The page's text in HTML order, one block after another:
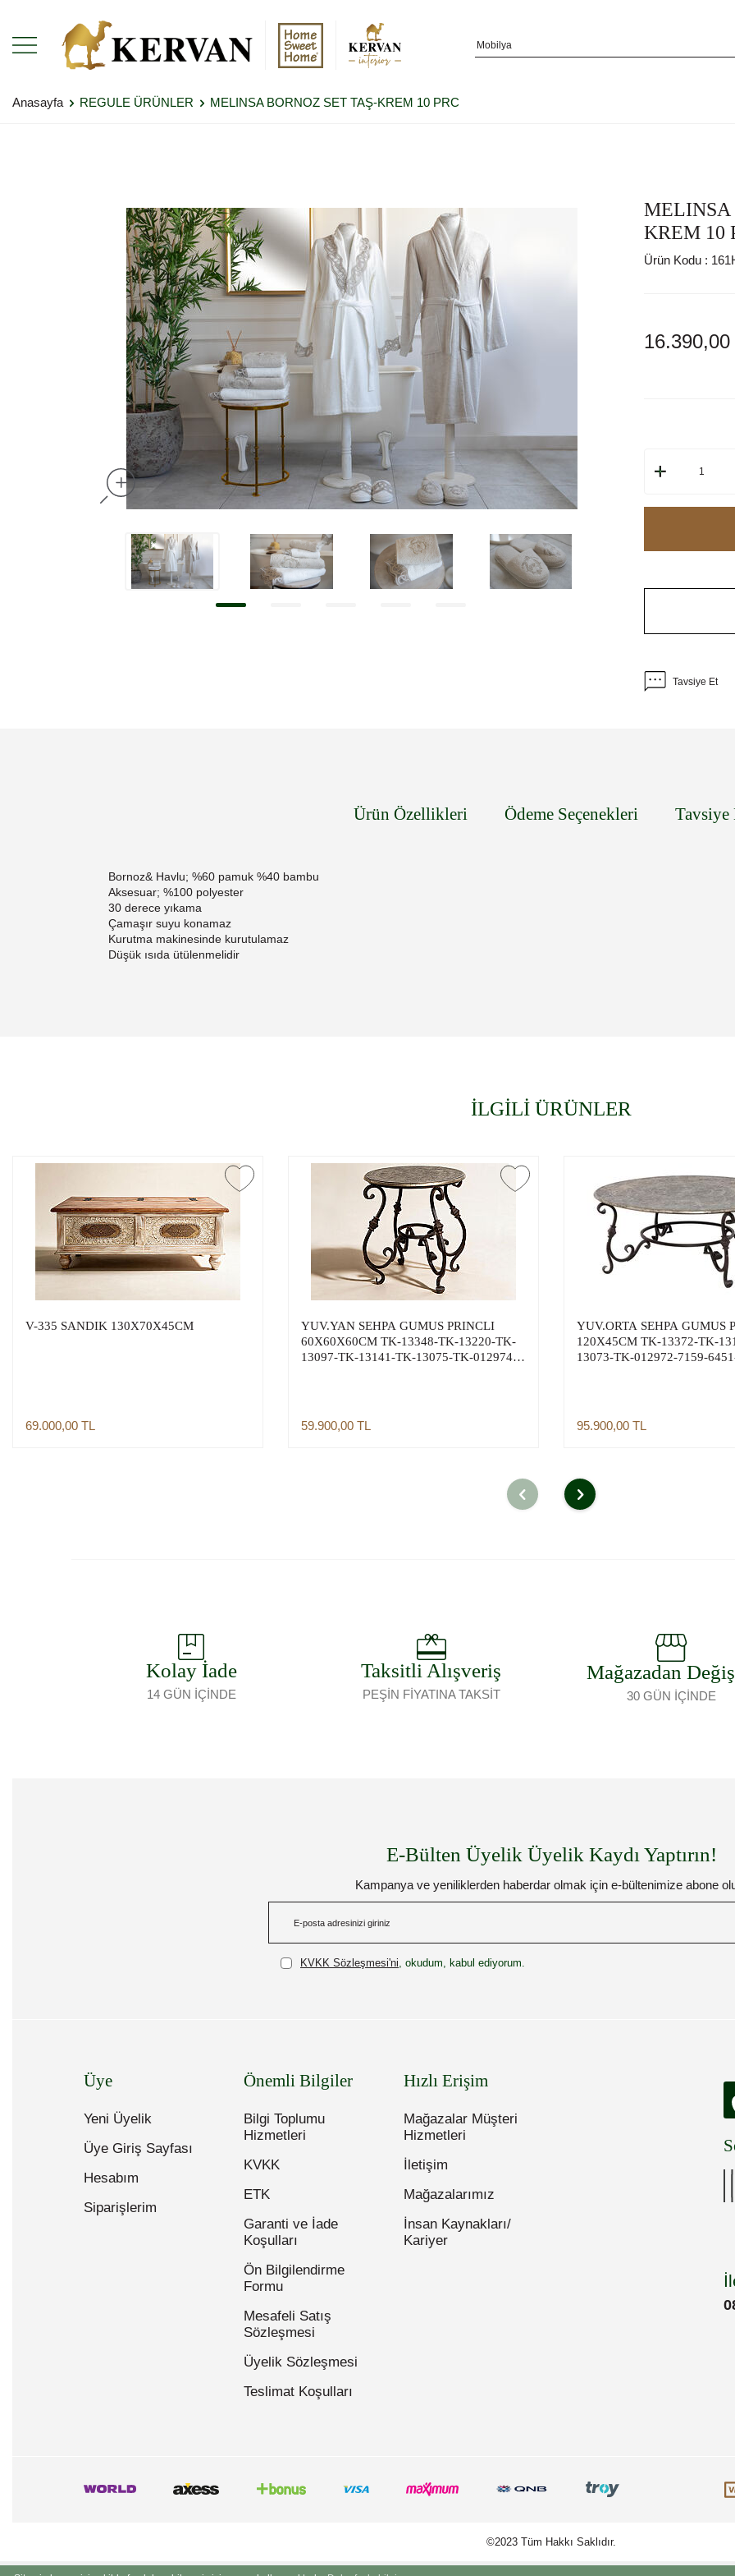
Anasayfa REGULE ÜRÜNLER MELINSA BORNOZ SET TAŞ-KREM 10 PRC
MELINSA
KREM 10
Ürün Kodu :
16.390,00
Tavsiye Et
Ürün Özellikleri Ödeme Seçenekleri Tavsiye
Bornoz& Havlu; %60 pamuk %40 bambu
Aksesuar; %100 polyester
30 derece yıkama
Çamaşır suyu konamaz
Kurutma makinesinde kurutulamaz
Düşük ısıda ütülenmelidir
İLGİLİ ÜRÜNLER
V-335 SANDIK 130X70X45CM
69.000,00 TL
YUV.YAN SEHPA GUMUS PRINCLI
60X60X60CM TK-13348-TK-13220-TK-
13097-TK-13141-TK-13075-TK-012974-
59.900,00 TL
YUV.ORTA SEHPA GUMUS
120X45CM TK-13372-TK-
13073-TK-012972-7159-
95.900,00 TL
Kolay İade
14 GÜN İÇİNDE
Taksitli Alışveriş
PEŞİN FİYATINA TAKSİT
Mağazadan
30 GÜN İÇİNDE
E-Bülten Üyelik Üyelik Kaydı Yaptırın!
Kampanya ve yeniliklerden haberdar olmak için e-bültenimize abone
KVKK Sözleşmesi'ni , okudum, kabul ediyorum.
Üye
Yeni Üyelik
Üye Giriş Sayfası
Hesabım
Siparişlerim
Önemli Bilgiler
Bilgi Toplumu
Hizmetleri
KVKK
ETK
Garanti ve İade
Koşulları
Ön Bilgilendirme
Formu
Mesafeli Satış
Sözleşmesi
Üyelik Sözleşmesi
Teslimat Koşulları
Hızlı Erişim
Mağazalar Müşteri
Hizmetleri
İletişim
Mağazalarımız
İnsan Kaynakları/
Kariyer
©2023 Tüm Hakkı Saklıdır.